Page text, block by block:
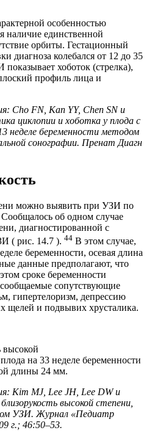
особенностью
наличие единственной
орбиты. Гестационный
диагноза колебался от 12 до 35
хоботок (стрелка),
профиль лица и
Cho FN, Kan YY, Chen SN и
циклопии и хоботка у плода с
неделе беременности методом
сонографии. Пренат Диагн
можно выявить при УЗИ по
об одном случае
диагностированной с
( рис. 14.7 ). 44 В этом случае,
беременности, осевая длина
данные предполагают, что
сроке беременности
сопутствующие
гипертелоризм, депрессию
щелей и подвывих хрусталика.
высокой
на 33 неделе беременности
длины 24 мм.
Kim MJ, Lee JH, Lee DW и
высокой степени,
УЗИ. Журнал «Педиатр
г.; 46:50–53.